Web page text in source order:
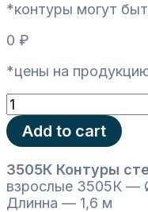
*контуры могут
0 ₽
*цены на
3505К
Контуры
стерильные
гладкоствольные
Ø22
-
1,6
Add to cart
3505К Контуры
взрослые 3505К —
Длинна — 1,6 м